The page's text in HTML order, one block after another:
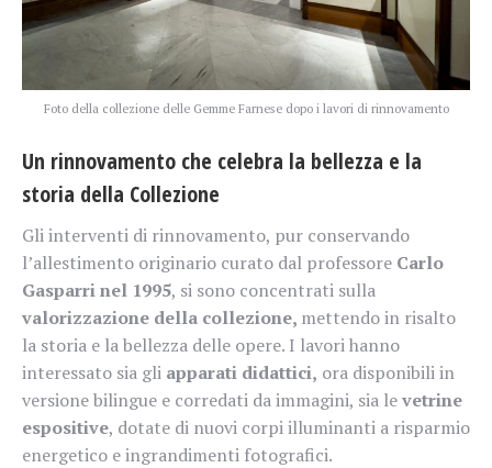
Foto della collezione delle Gemme Farnese dopo i lavori di rinnovamento
Un rinnovamento che celebra la bellezza e la
storia della Collezione
Gli interventi di rinnovamento, pur conservando
l’allestimento originario curato dal professore Carlo
Gasparri nel 1995, si sono concentrati sulla
valorizzazione della collezione, mettendo in risalto
la storia e la bellezza delle opere. I lavori hanno
interessato sia gli apparati didattici, ora disponibili in
versione bilingue e corredati da immagini, sia levetrine
espositive, dotate di nuovi corpi illuminanti a risparmio
energetico e ingrandimenti fotografici.